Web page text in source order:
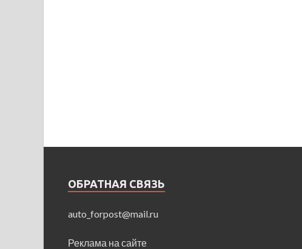
ОБРАТНАЯ СВЯЗЬ
auto_forpost@mail.ru
Реклама на сайте